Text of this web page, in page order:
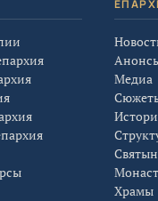
Медиа
Храмы